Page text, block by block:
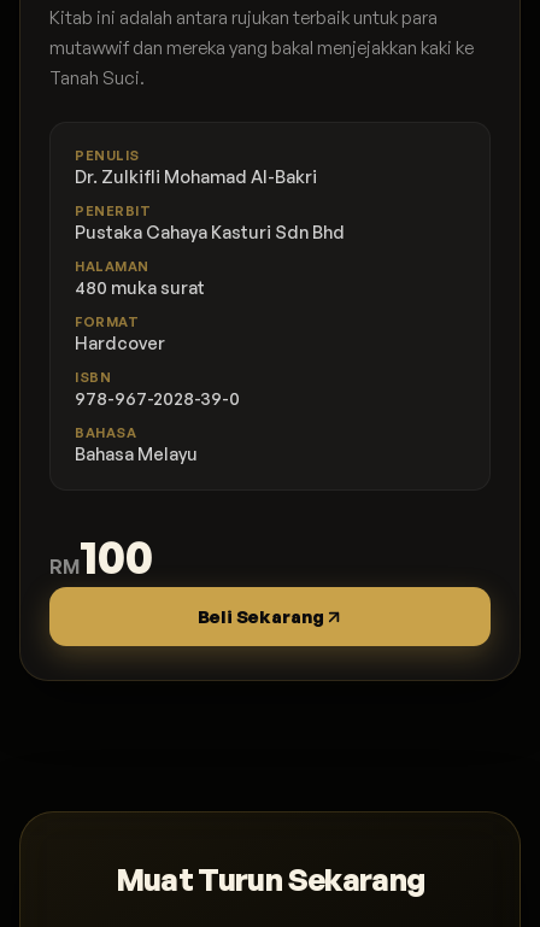
Kitab ini adalah antara rujukan terbaik untuk para
mutawwif dan mereka yang bakal menjejakkan kaki ke
Tanah Suci.
PENULIS
Dr. Zulkifli Mohamad Al-Bakri
PENERBIT
Pustaka Cahaya Kasturi Sdn Bhd
HALAMAN
480 muka surat
FORMAT
Hardcover
ISBN
978-967-2028-39-0
BAHASA
Bahasa Melayu
RM100
Beli Sekarang
Muat Turun Sekarang